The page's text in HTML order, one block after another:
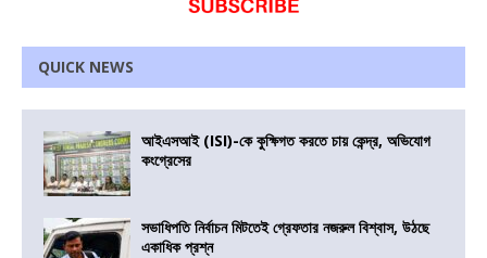
QUICK NEWS
আইএসআই (ISI)-কে কুক্ষিগত করতে চায় কেন্দ্র, অভিযোগ
কংগ্রেসের
সভাধিপতি নির্বাচন মিটতেই গ্রেফতার নজরুল বিশ্বাস, উঠছে
একাধিক প্রশ্ন